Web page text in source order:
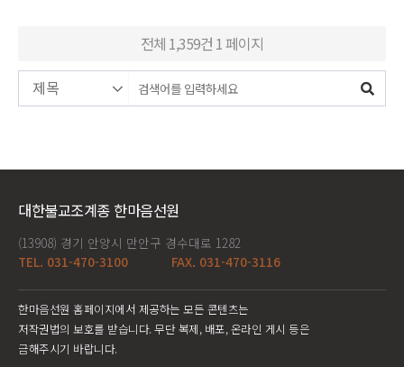
전체 1,359건 1 페이지
대한불교조계종 한마음선원
(13908) 경기 안양시 만안구 경수대로 1282
TEL. 031-470-3100
FAX. 031-470-3116
한마음선원 홈페이지에서 제공하는 모든 콘텐츠는
저작권법의 보호를 받습니다. 무단 복제, 배포, 온라인 게시 등은
금해주시기 바랍니다.